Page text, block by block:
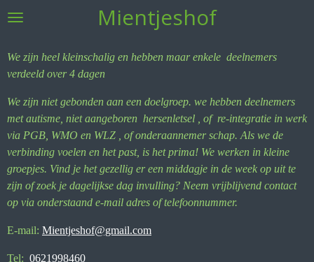
Ga
de
hoofdinhoud
Mientjeshof
We zijn heel kleinschalig en hebben maar enkele deelnemers
verdeeld over 4 dagen
We zijn niet gebonden aan een doelgroep. we hebben deelnemers
met autisme, niet aangeboren hersenletsel , of re-integratie in werk
via PGB, WMO en WLZ , of onderaannemer schap. Als we de
verbinding voelen en het past, is het prima! We werken in kleine
groepjes. Vind je het gezellig er een middagje in de week op uit te
zijn of zoek je dagelijkse dag invulling? Neem vrijblijvend contact
op via onderstaand e-mail adres of telefoonnummer.
E-mail: Mientjeshof@gmail.com
Tel: 0621998460